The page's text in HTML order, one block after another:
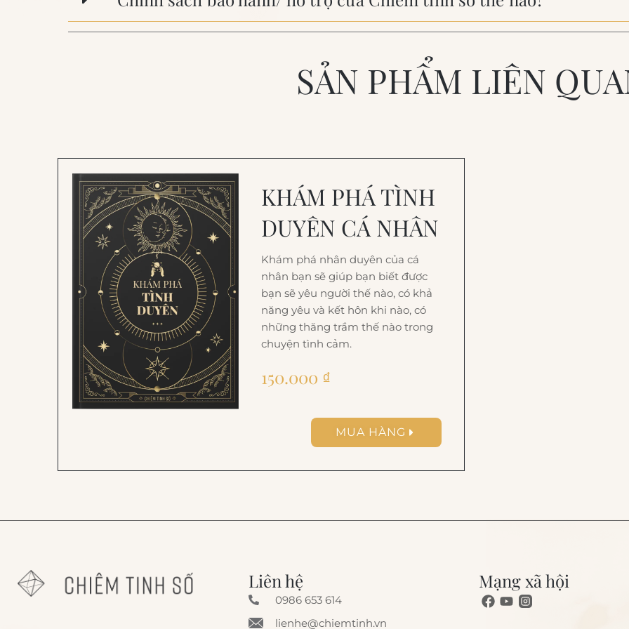
SẢN PHẨM LIÊN
KHÁM PHÁ TÌNH
DUYÊN CÁ NHÂN
Khám phá nhân duyên của cá
nhân bạn sẽ giúp bạn biết được
bạn sẽ yêu người thế nào, có khả
năng yêu và kết hôn khi nào, có
những thăng trầm thế nào trong
chuyện tình cảm.
150.000 ₫
MUA HÀNG
Liên hệ
0986 653 614
lienhe@chiemtinh.vn
Mạng xã hội